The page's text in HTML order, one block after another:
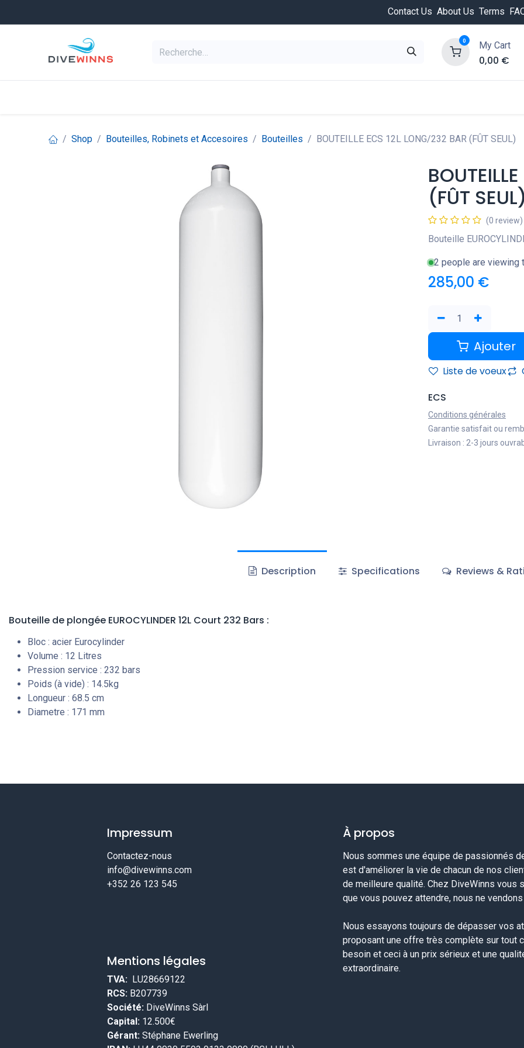
Contact Us About Us Terms
0 My Cart
0,00 €
HOT
Shop Bouteilles, Robinets et Accesoires Bouteilles BOUTEILLE ECS 12L LONG/232 BAR (FÛT SEUL)
(FÛT
(0 review)
Bouteille
2 people are viewing
285,00 €
Ajouter
Liste de voeux
ECS
Conditions générales
Garantie satisfait ou
Livraison : 2-3 jours
Description Specifications Reviews &
Bouteille de plongée EUROCYLINDER 12L Court 232 Bars :
Bloc : acier Eurocylinder
Volume : 12 Litres
Pression service : 232 bars
Poids (à vide) : 14.5kg
Longueur : 68.5 cm
Diametre : 171 mm
Impressum
Contactez-nous
info@divewinns.com
+352 26 123 545
Mentions légales
TVA: LU28669122
RCS: B207739
Société: DiveWinns Sàrl
Capital: 12.500€
Gérant: Stéphane Ewerling
À propos
Nous sommes une équipe de passionnés
est d'améliorer la vie de chacun de nos
de meilleure qualité. Chez DiveWinns vous
que vous pouvez attendre, nous ne
Nous essayons toujours de dépasser vos
proposant une offre très complète sur tout
besoin et ceci à un prix sérieux et une
extraordinaire.